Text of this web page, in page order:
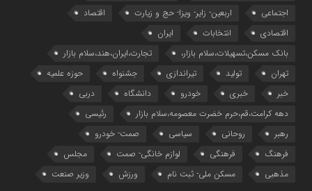
اجتماعی
اربعین- زایر- ویزا- حج و زیارت
اقتصاد
اقتصادی
انتخابات
ایران
بانک مسکن،تسهیلات،سلام بازار،
تجارت،ایران،هند،سلام بازار
تهران
تولید تیراندازی جشنواه
حوزه علمیه
خبر
خبری خودرو دانشگاه
دربی
دهه کرامت،قم،حرم خضرت معصومه،سلام بازار
رئیسی
رهبر
روحانی سیاسی
صمت- خودرو
فرهنگ
فرهنگی لوازم خانگی- صمت
مجلس
مذهبی
مسکن ملی- ثبت نام ورزش وزیر صنعت